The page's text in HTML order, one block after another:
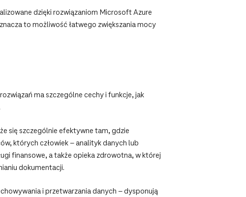
dzięki rozwiązaniom Microsoft Azure
to możliwość łatwego zwiększania mocy
ma szczególne cechy i funkcje, jak
się szczególnie efektywne tam, gdzie
których człowiek – analityk danych lub
finansowe, a także opieka zdrowotna, w której
dokumentacji.
i przetwarzania danych – dysponują